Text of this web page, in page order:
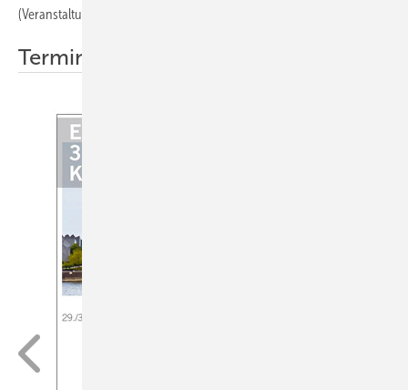
(Veranstaltungen) bereit. Bitte schnellstmöglich anmelden.
Termine